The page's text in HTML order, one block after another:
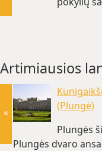
Artimiausios
(Plungė)
Plungės
Plungės dvaro
«